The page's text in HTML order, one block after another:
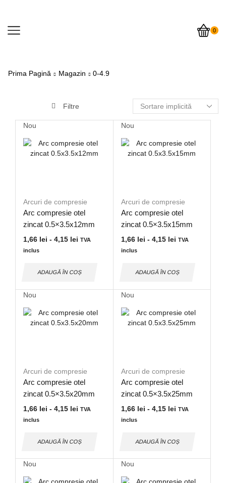
0
Prima Pagină Magazin 0-4.9
Filtre
Nou
Arcuri de compresie
Arc compresie otel
zincat 0.5×3.5x12mm
1,66 lei - 4,15 lei TVA
inclus
ADAUGĂ ÎN COȘ
Nou
Arcuri de compresie
Arc compresie otel
zincat 0.5×3.5x15mm
1,66 lei - 4,15 lei TVA
inclus
ADAUGĂ ÎN COȘ
Nou
Arcuri de compresie
Arc compresie otel
zincat 0.5×3.5x20mm
1,66 lei - 4,15 lei TVA
inclus
ADAUGĂ ÎN COȘ
Nou
Arcuri de compresie
Arc compresie otel
zincat 0.5×3.5x25mm
1,66 lei - 4,15 lei TVA
inclus
ADAUGĂ ÎN COȘ
Nou Nou